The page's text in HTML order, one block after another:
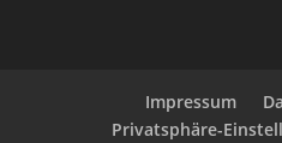
Impressum
Privatsphäre-